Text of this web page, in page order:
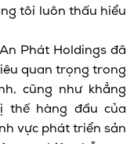
tôi luôn thấu hiểu
Phát Holdings đã
quan trọng trong
cũng như khẳng
thế hàng đầu của
vực phát triển sản